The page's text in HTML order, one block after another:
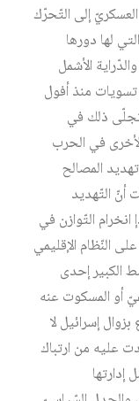
إلى التّحرّك
لها دورها
الأشمل
منذ أفول
تجلّى ذلك في
في الحرب
المصالح
أنّ التّهديد
التّوازن في
النّظام الإقليمي
الكبير إحدى
أو المسكوت عنه
إسرائيل لا
عليه من ارتباك